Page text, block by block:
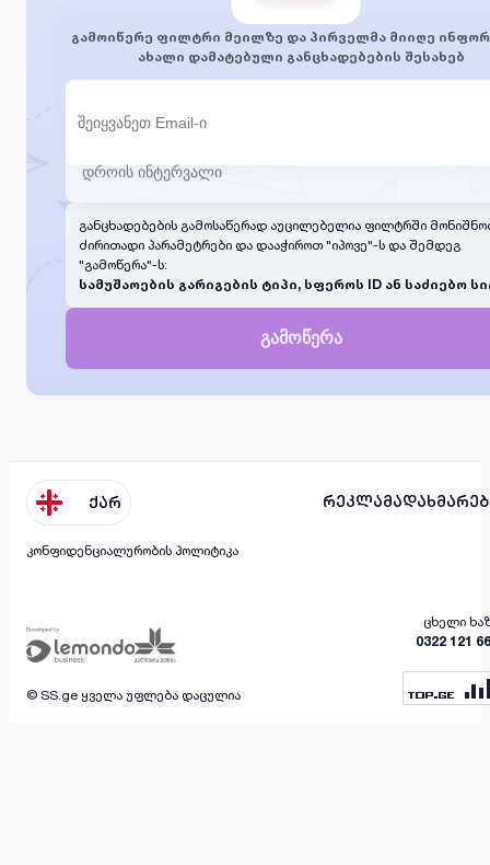
გამოიწერე ფილტრი მეილზე და პირველმა მიიღე
ახალი დამატებული განცხადებების შესახებ
განცხადებების გამოსაწერად აუცილებელია ფილტრში
ძირითადი პარამეტრები და დააჭიროთ "იპოვე"-ს და შემდეგ
"გამოწერა"-ს:
სამუშაოების გარიგების ტიპი, სფეროს ID ან საძიებო
გამოწერა
ქარ რეკლამა
კონფიდენციალურობის პოლიტიკა
ცხელი
0322 121
© SS.ge ყველა უფლება დაცულია